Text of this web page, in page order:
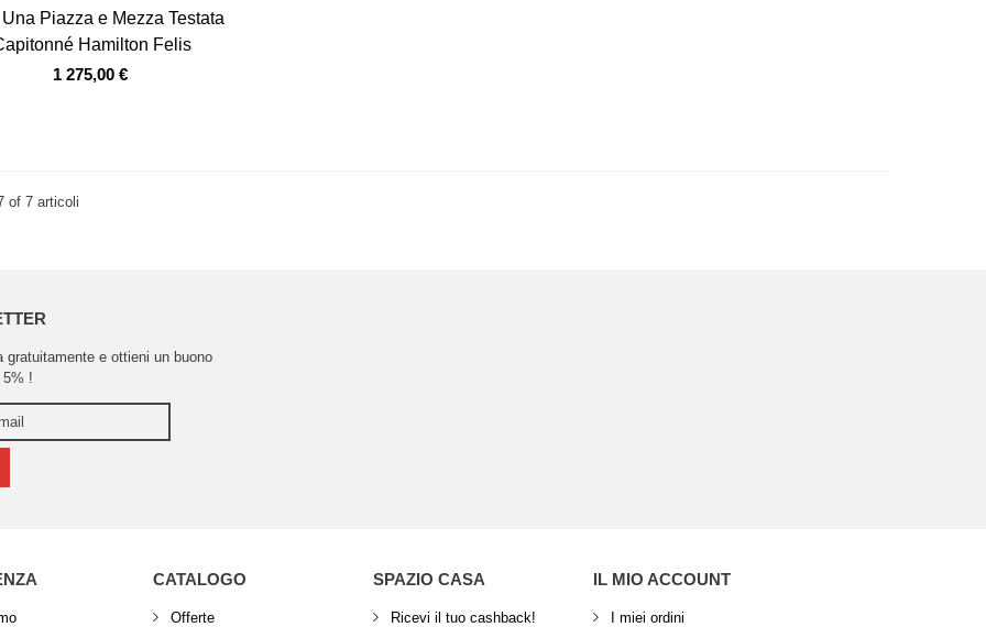
Vista veloce
Piazza e Mezza Testata
Hamilton Felis
1 275,00 €
of 7 articoli
gratuitamente e ottieni un buono
5% !
CATALOGO
Offerte
SPAZIO CASA
Ricevi il tuo cashback!
IL MIO ACCOUNT
I miei ordini